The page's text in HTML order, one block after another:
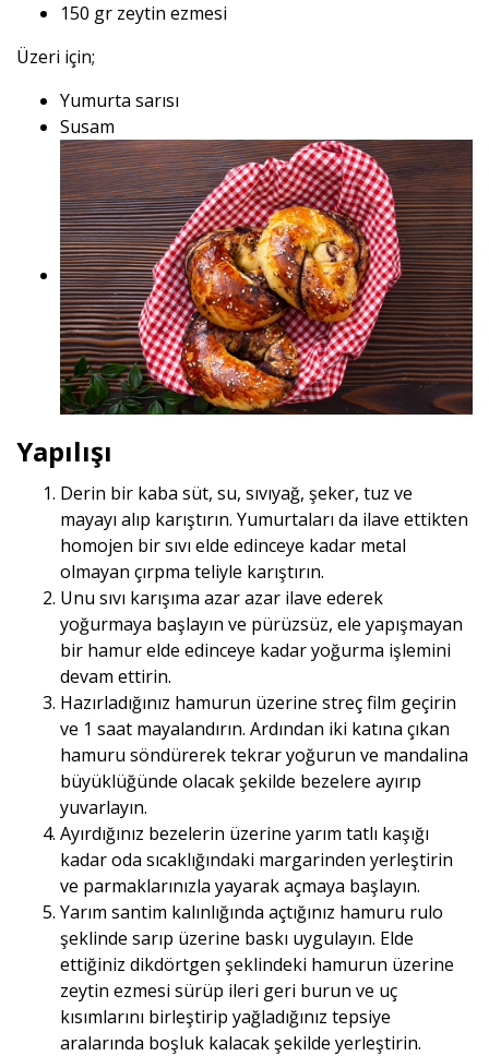
150 gr zeytin ezmesi
Üzeri için;
Yumurta sarısı
Susam
Yapılışı
Derin bir kaba süt, su, sıvıyağ, şeker, tuz ve
mayayı alıp karıştırın. Yumurtaları da ilave ettikten
homojen bir sıvı elde edinceye kadar metal
olmayan çırpma teliyle karıştırın.
Unu sıvı karışıma azar azar ilave ederek
yoğurmaya başlayın ve pürüzsüz, ele yapışmayan
bir hamur elde edinceye kadar yoğurma işlemini
devam ettirin.
Hazırladığınız hamurun üzerine streç film geçirin
ve 1 saat mayalandırın. Ardından iki katına çıkan
hamuru söndürerek tekrar yoğurun ve mandalina
büyüklüğünde olacak şekilde bezelere ayırıp
yuvarlayın.
Ayırdığınız bezelerin üzerine yarım tatlı kaşığı
kadar oda sıcaklığındaki margarinden yerleştirin
ve parmaklarınızla yayarak açmaya başlayın.
Yarım santim kalınlığında açtığınız hamuru rulo
şeklinde sarıp üzerine baskı uygulayın. Elde
ettiğiniz dikdörtgen şeklindeki hamurun üzerine
zeytin ezmesi sürüp ileri geri burun ve uç
kısımlarını birleştirip yağladığınız tepsiye
aralarında boşluk kalacak şekilde yerleştirin.